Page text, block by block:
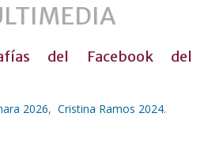
del Facebook del
2026, Cristina Ramos 2024.